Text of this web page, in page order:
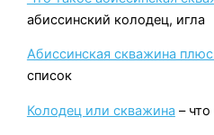
абиссинский колодец, игла
Абиссинская скважина
список
Колодец или скважина –